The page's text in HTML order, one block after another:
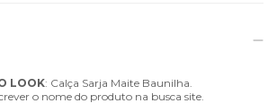
LOOK: Calça Sarja Maite Baunilha.
o nome do produto na busca site.